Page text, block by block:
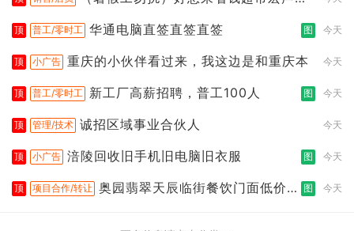
顶 普工/零时工 华通电脑直签直签直签 图 今天
顶 小广告 重庆的小伙伴看过来，我这边是和重庆本 今天
顶 普工/零时工 新工厂高薪招聘，普工100人 图 今天
顶 管理/技术 诚招区域事业合伙人 今天
顶 小广告 涪陵回收旧手机旧电脑旧衣服 图 今天
顶 项目合作/转让 奥园翡翠天辰临街餐饮门面低价转
图 今天